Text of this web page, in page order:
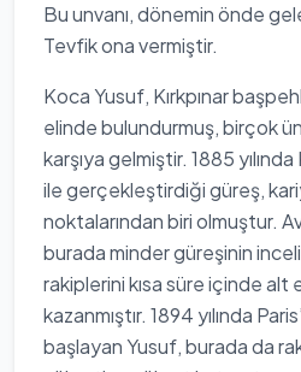
Bu unvanı, dönemin önde
Tevfik ona vermiştir.
Koca Yusuf, Kırkpınar
elinde bulundurmuş, birçok
karşıya gelmiştir. 1885
ile gerçekleştirdiği güreş,
noktalarından biri olmuştur.
burada minder güreşinin
rakiplerini kısa süre içinde alt
kazanmıştır. 1894 yılında
başlayan Yusuf, burada da